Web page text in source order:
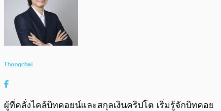
Thongchai
ผู้ที่คลั่งไคล้บิทคอยน์และสกุลเงินคริปโต เริ่มรู้จักบิทคอย